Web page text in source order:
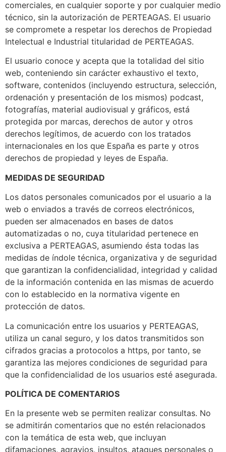
comerciales, en cualquier soporte y por cualquier medio
técnico, sin la autorización de PERTEAGAS. El usuario
se compromete a respetar los derechos de Propiedad
Intelectual e Industrial titularidad de PERTEAGAS.
El usuario conoce y acepta que la totalidad del sitio
web, conteniendo sin carácter exhaustivo el texto,
software, contenidos (incluyendo estructura, selección,
ordenación y presentación de los mismos) podcast,
fotografías, material audiovisual y gráficos, está
protegida por marcas, derechos de autor y otros
derechos legítimos, de acuerdo con los tratados
internacionales en los que España es parte y otros
derechos de propiedad y leyes de España.
MEDIDAS DE SEGURIDAD
Los datos personales comunicados por el usuario a la
web o enviados a través de correos electrónicos,
pueden ser almacenados en bases de datos
automatizadas o no, cuya titularidad pertenece en
exclusiva a PERTEAGAS, asumiendo ésta todas las
medidas de índole técnica, organizativa y de seguridad
que garantizan la confidencialidad, integridad y calidad
de la información contenida en las mismas de acuerdo
con lo establecido en la normativa vigente en
protección de datos.
La comunicación entre los usuarios y PERTEAGAS,
utiliza un canal seguro, y los datos transmitidos son
cifrados gracias a protocolos a https, por tanto, se
garantiza las mejores condiciones de seguridad para
que la confidencialidad de los usuarios esté asegurada.
POLÍTICA DE COMENTARIOS
En la presente web se permiten realizar consultas. No
se admitirán comentarios que no estén relacionados
con la temática de esta web, que incluyan
difamaciones, agravios, insultos, ataques personales o